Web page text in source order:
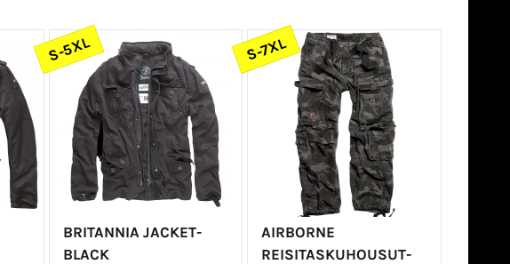
S-5XL
BRITANNIA JACKET-
BLACK
S-7XL
AIRBORNE
REISITASKUHOUSUT-